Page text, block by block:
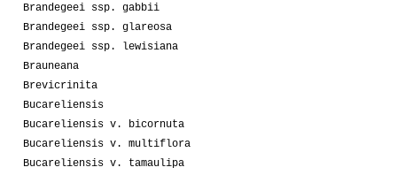
Brandegeei ssp. gabbii
Brandegeei ssp. glareosa
Brandegeei ssp. lewisiana
Brauneana
Brevicrinita
Bucareliensis
Bucareliensis v. bicornuta
Bucareliensis v. multiflora
Bucareliensis v. tamaulipa